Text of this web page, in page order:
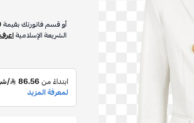
أو قسم فاتورتك بقيمة
الشريعة الإسلامية